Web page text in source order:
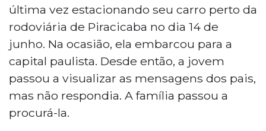
última vez estacionando seu carro perto da
rodoviária de Piracicaba no dia 14 de
junho. Na ocasião, ela embarcou para a
capital paulista. Desde então, a jovem
passou a visualizar as mensagens dos pais,
mas não respondia. A família passou a
procurá-la.